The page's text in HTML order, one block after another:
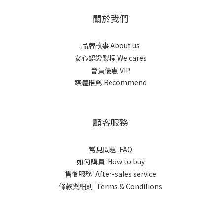
關於我們
品牌故事 About us
安心認證製程 We cares
會員優惠 VIP
媒體推薦 Recommend
顧客服務
常見問題 FAQ
如何購買 How to buy
售後服務 After-sales service
條款與細則 Terms & Conditions